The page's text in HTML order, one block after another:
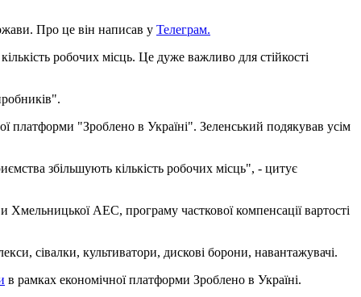
Про це він написав у Телеграм.
робочих місць. Це дуже важливо для стійкості
платформи "Зроблено в Україні". Зеленський подякував усім
збільшують кількість робочих місць", - цитує
Хмельницької АЕС, програму часткової компенсації вартості
сівалки, культиватори, дискові борони, навантажувачі.
в рамках економічної платформи Зроблено в Україні.